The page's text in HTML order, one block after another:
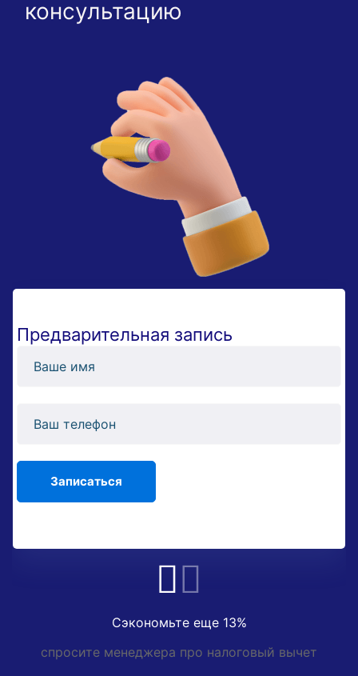
консультацию
Предварительная запись
Сэкономьте еще 13%
спросите менеджера про налоговый вычет